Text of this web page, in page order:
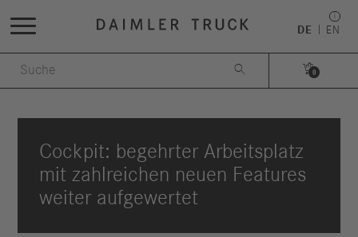
DE EN
 
0
Cockpit: begehrter Arbeitsplatz
mit zahlreichen neuen Features
weiter aufgewertet